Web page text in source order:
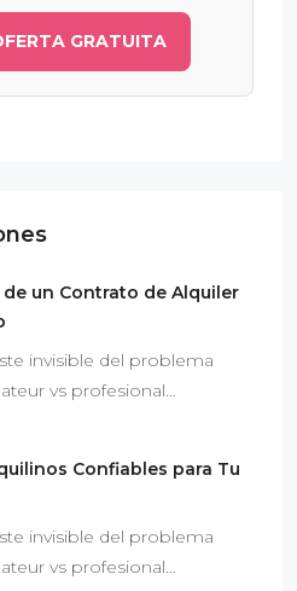
GRATUITA
un Contrato de Alquiler
invisible del problema
vs profesional…
Confiables para Tu
invisible del problema
vs profesional…